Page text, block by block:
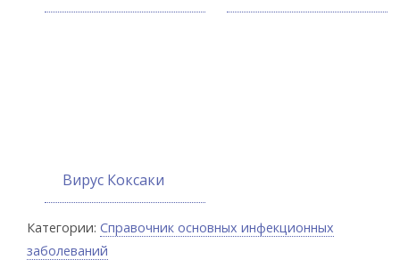
Вирус Коксаки
Категории: Справочник основных инфекционных
заболеваний